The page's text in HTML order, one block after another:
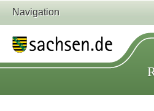
Navigation